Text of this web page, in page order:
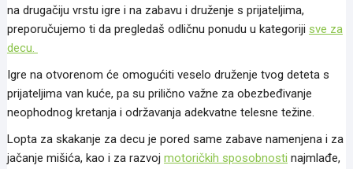
na drugačiju vrstu igre i na zabavu i druženje s prijateljima,
preporučujemo ti da pregledaš odličnu ponudu u kategoriji sve za
decu.
Igre na otvorenom će omogućiti veselo druženje tvog deteta s
prijateljima van kuće, pa su prilično važne za obezbeđivanje
neophodnog kretanja i održavanja adekvatne telesne težine.
Lopta za skakanje za decu je pored same zabave namenjena i za
jačanje mišića, kao i za razvoj motoričkih sposobnosti najmlađe,